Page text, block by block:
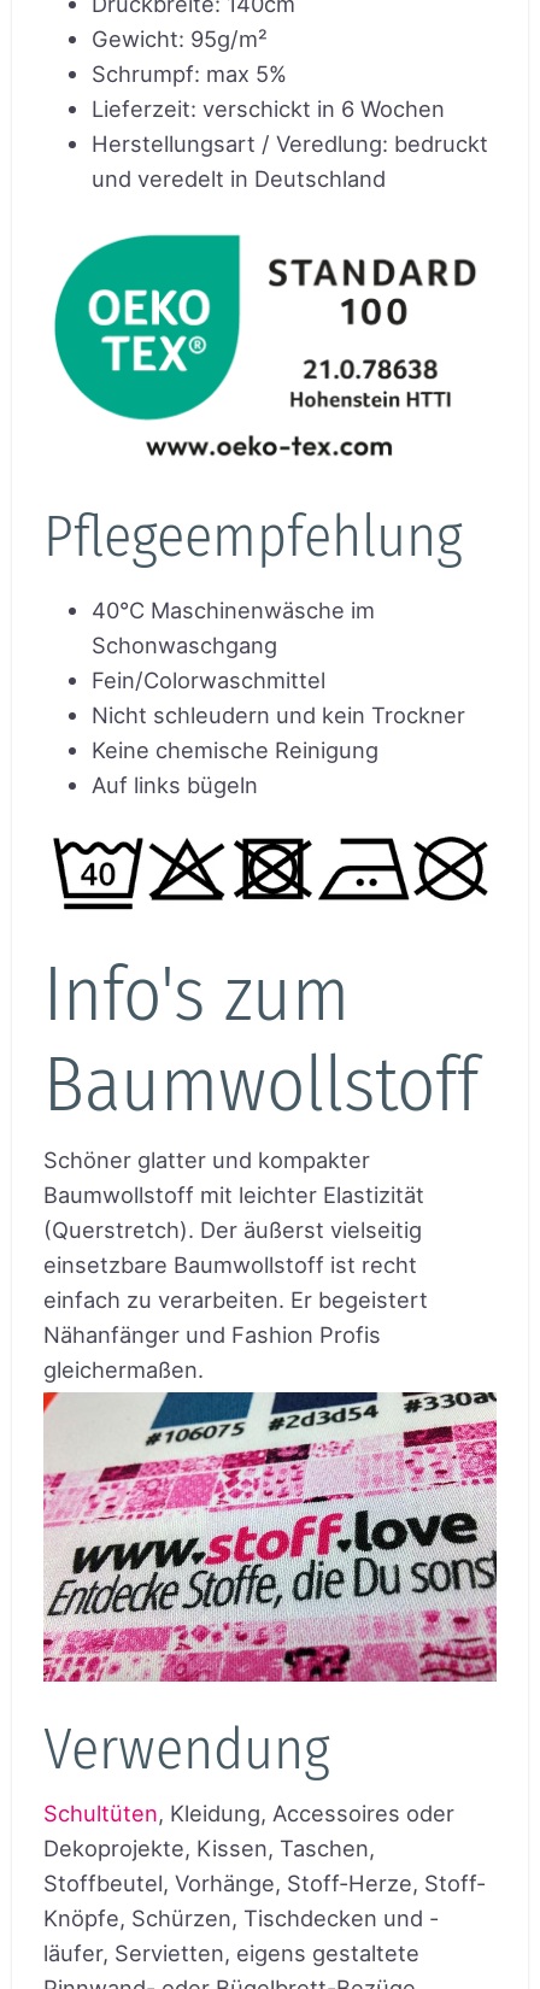
Gewicht: 95g/m²
Schrumpf: max 5%
Lieferzeit: verschickt in 6 Wochen
Herstellungsart / Veredlung: bedruckt
und veredelt in Deutschland
Pflegeempfehlung
40°C Maschinenwäsche im
Schonwaschgang
Fein/Colorwaschmittel
Nicht schleudern und kein Trockner
Keine chemische Reinigung
Auf links bügeln
Info's zum
Baumwollstoff
Schöner glatter und kompakter
Baumwollstoff mit leichter Elastizität
(Querstretch). Der äußerst vielseitig
einsetzbare Baumwollstoff ist recht
einfach zu verarbeiten. Er begeistert
Nähanfänger und Fashion Profis
gleichermaßen.
Verwendung
Schultüten, Kleidung, Accessoires oder
Dekoprojekte, Kissen, Taschen,
Stoffbeutel, Vorhänge, Stoff-Herze, Stoff-
Knöpfe, Schürzen, Tischdecken und -
läufer, Servietten, eigens gestaltete